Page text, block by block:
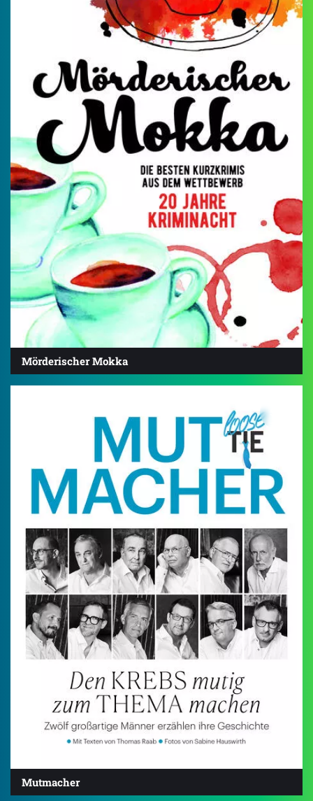
Mörderischer Mokka
Mutmacher